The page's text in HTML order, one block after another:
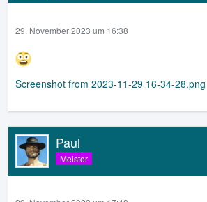
29. November 2023 um 16:38
Screenshot from 2023-11-29 16-34-28.png
Paul
Meister